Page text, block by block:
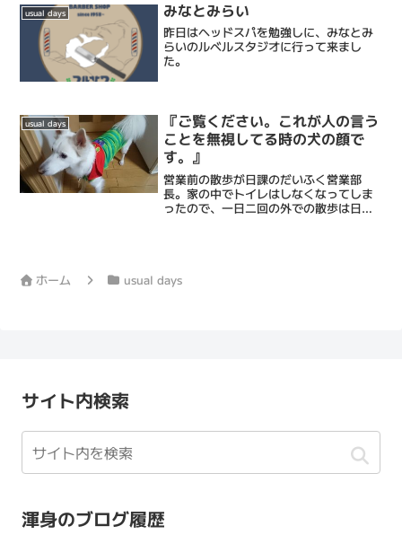
usual days みなとみらい
昨日はヘッドスパを勉強しに、みなとみ
らいのルベルスタジオに行って来まし
た。
usual days
『ご覧ください。これが人の言う
ことを無視してる時の犬の顔で
す。』
営業前の散歩が日課のだいふく営業部
長。家の中でトイレはしなくなってしま
ったので、一日二回の外での散歩は日課
ホーム
usual days
サイト内検索
渾身のブログ履歴